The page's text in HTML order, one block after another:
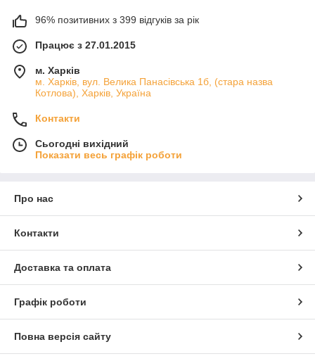
96% позитивних з 399 відгуків за рік
Працює з 27.01.2015
м. Харків
м. Харків, вул. Велика Панасівська 1б, (стара назва
Котлова), Харків, Україна
Контакти
Сьогодні вихідний
Показати весь графік роботи
Про нас
Контакти
Доставка та оплата
Графік роботи
Повна версія сайту